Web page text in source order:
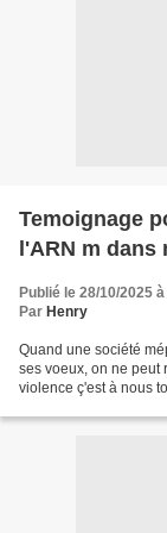
Temoignage
l'ARN m dans
Publié le 28/10/2025
Par Henry
Quand une société
ses voeux, on ne peut
violence ç'est à nous